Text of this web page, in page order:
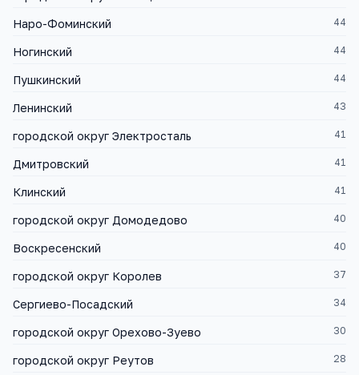
Наро-Фоминский 44
Ногинский 44
Пушкинский 44
Ленинский 43
городской округ Электросталь 41
Дмитровский 41
Клинский 41
городской округ Домодедово 40
Воскресенский 40
городской округ Королев 37
Сергиево-Посадский 34
городской округ Орехово-Зуево 30
городской округ Реутов 28